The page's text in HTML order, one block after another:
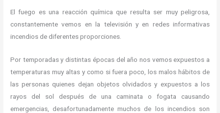
El fuego es una reacción química que resulta ser muy peligrosa,
constantemente vemos en la televisión y en redes informativas
incendios de diferentes proporciones.
Por temporadas y distintas épocas del año nos vemos expuestos a
temperaturas muy altas y como si fuera poco, los malos hábitos de
las personas quienes dejan objetos olvidados y expuestos a los
rayos del sol después de una caminata o fogata causando
emergencias, desafortunadamente muchos de los incendios son